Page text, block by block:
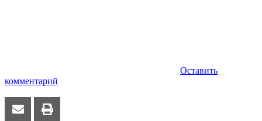
Оставить
комментарий